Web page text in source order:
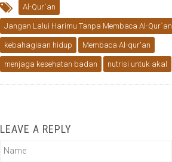
Al-Qur`an
Jangan Lalui Harimu Tanpa Membaca Al-Qur`an
kebahagiaan hidup Membaca Al-qur'an
menjaga kesehatan badan nutrisi untuk akal
LEAVE A REPLY